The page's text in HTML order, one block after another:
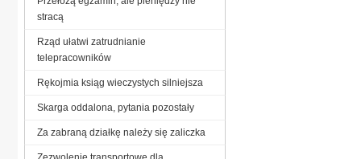
stracą
Rząd ułatwi zatrudnianie
telepracowników
Rękojmia ksiąg wieczystych silniejsza
Skarga oddalona, pytania pozostały
Za zabraną działkę należy się zaliczka